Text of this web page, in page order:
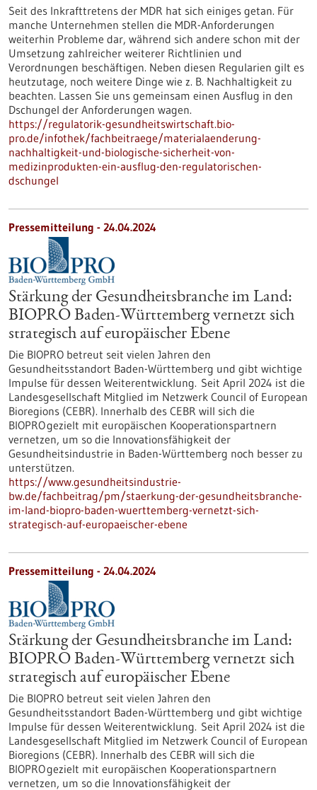
Seit des Inkrafttretens der MDR hat sich einiges getan. Für
manche Unternehmen stellen die MDR-Anforderungen
weiterhin Probleme dar, während sich andere schon mit der
Umsetzung zahlreicher weiterer Richtlinien und
Verordnungen beschäftigen. Neben diesen Regularien gilt es
heutzutage, noch weitere Dinge wie z. B. Nachhaltigkeit zu
beachten. Lassen Sie uns gemeinsam einen Ausflug in den
Dschungel der Anforderungen wagen.
https://regulatorik-gesundheitswirtschaft.bio-
pro.de/infothek/fachbeitraege/materialaenderung-
nachhaltigkeit-und-biologische-sicherheit-von-
medizinprodukten-ein-ausflug-den-regulatorischen-
dschungel
Pressemitteilung - 24.04.2024
Stärkung der Gesundheitsbranche im Land:
BIOPRO Baden-Württemberg vernetzt sich
strategisch auf europäischer Ebene
Die BIOPRO betreut seit vielen Jahren den
Gesundheitsstandort Baden-Württemberg und gibt wichtige
Impulse für dessen Weiterentwicklung. Seit April 2024 ist die
Landesgesellschaft Mitglied im Netzwerk Council of European
Bioregions (CEBR). Innerhalb des CEBR will sich die
BIOPRO gezielt mit europäischen Kooperationspartnern
vernetzen, um so die Innovationsfähigkeit der
Gesundheitsindustrie in Baden-Württemberg noch besser zu
unterstützen.
https://www.gesundheitsindustrie-
bw.de/fachbeitrag/pm/staerkung-der-gesundheitsbranche-
im-land-biopro-baden-wuerttemberg-vernetzt-sich-
strategisch-auf-europaeischer-ebene
Pressemitteilung - 24.04.2024
Stärkung der Gesundheitsbranche im Land:
BIOPRO Baden-Württemberg vernetzt sich
strategisch auf europäischer Ebene
Die BIOPRO betreut seit vielen Jahren den
Gesundheitsstandort Baden-Württemberg und gibt wichtige
Impulse für dessen Weiterentwicklung. Seit April 2024 ist die
Landesgesellschaft Mitglied im Netzwerk Council of European
Bioregions (CEBR). Innerhalb des CEBR will sich die
BIOPRO gezielt mit europäischen Kooperationspartnern
vernetzen, um so die Innovationsfähigkeit der